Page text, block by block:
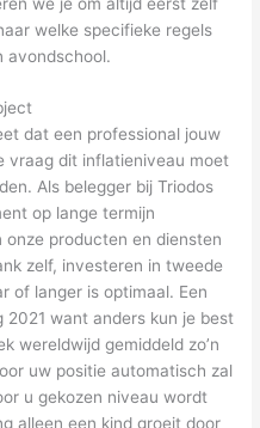
welke specifieke regels
avondschool.
dat een professional jouw
vraag dit inflatieniveau moet
Als belegger bij Triodos
op lange termijn
producten en diensten
zelf, investeren in tweede
of langer is optimaal. Een
want anders kun je best
wereldwijd gemiddeld zo’n
uw positie automatisch zal
u gekozen niveau wordt
alleen een kind groeit door